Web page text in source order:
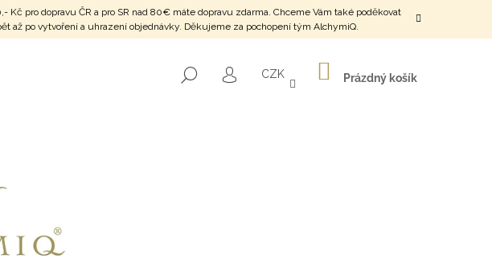
pro dopravu ČR a pro SR nad 80€ máte dopravu zdarma. Chceme Vám také poděkovat
až po vytvoření a uhrazení objednávky. Děkujeme za pochopení tým AlchymiQ.
HLEDAT
PŘIHLÁŠENÍ
CZK NÁKUPNÍ
KOŠÍK
Prázdný košík